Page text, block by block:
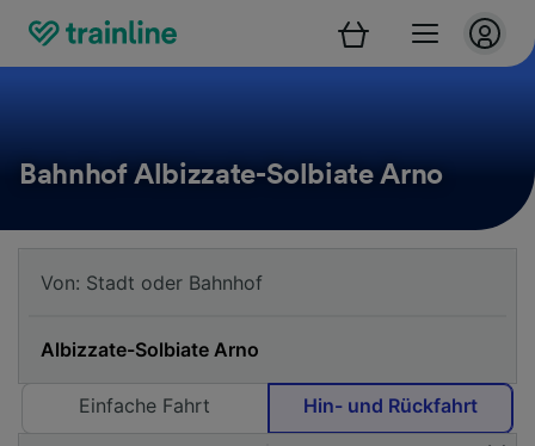
Bahnhof Albizzate-Solbiate Arno
Einfache Fahrt Hin- und Rückfahrt